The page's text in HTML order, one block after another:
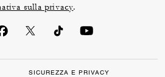
sulla privacy.
SICUREZZA E PRIVACY